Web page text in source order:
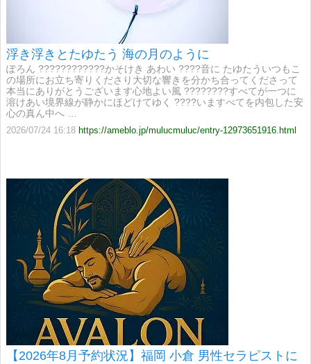
浮き浮きとたゆたう 海の月のように
ぽろん ????????????​かそけき あわい ????​音に たゆたう​いつもこ
の場所にお立ち寄りくださり大切な響きを分かち合ってくださって
本当にありがとうございます心地よい風 ????????​すべてが一つに
溶けあい境界線が静かにほどけてゆく ????​いますべてを内包した安
心の真ん中へ …
2026/07/24 16:18 https://ameblo.jp/mulucmuluc/entry-12973651916.html
【2026年8月予約状況】福岡 小倉 男性セラピストに